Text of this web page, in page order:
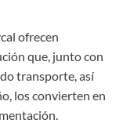
ofrecen
que, junto con
transporte, así
los convierten en